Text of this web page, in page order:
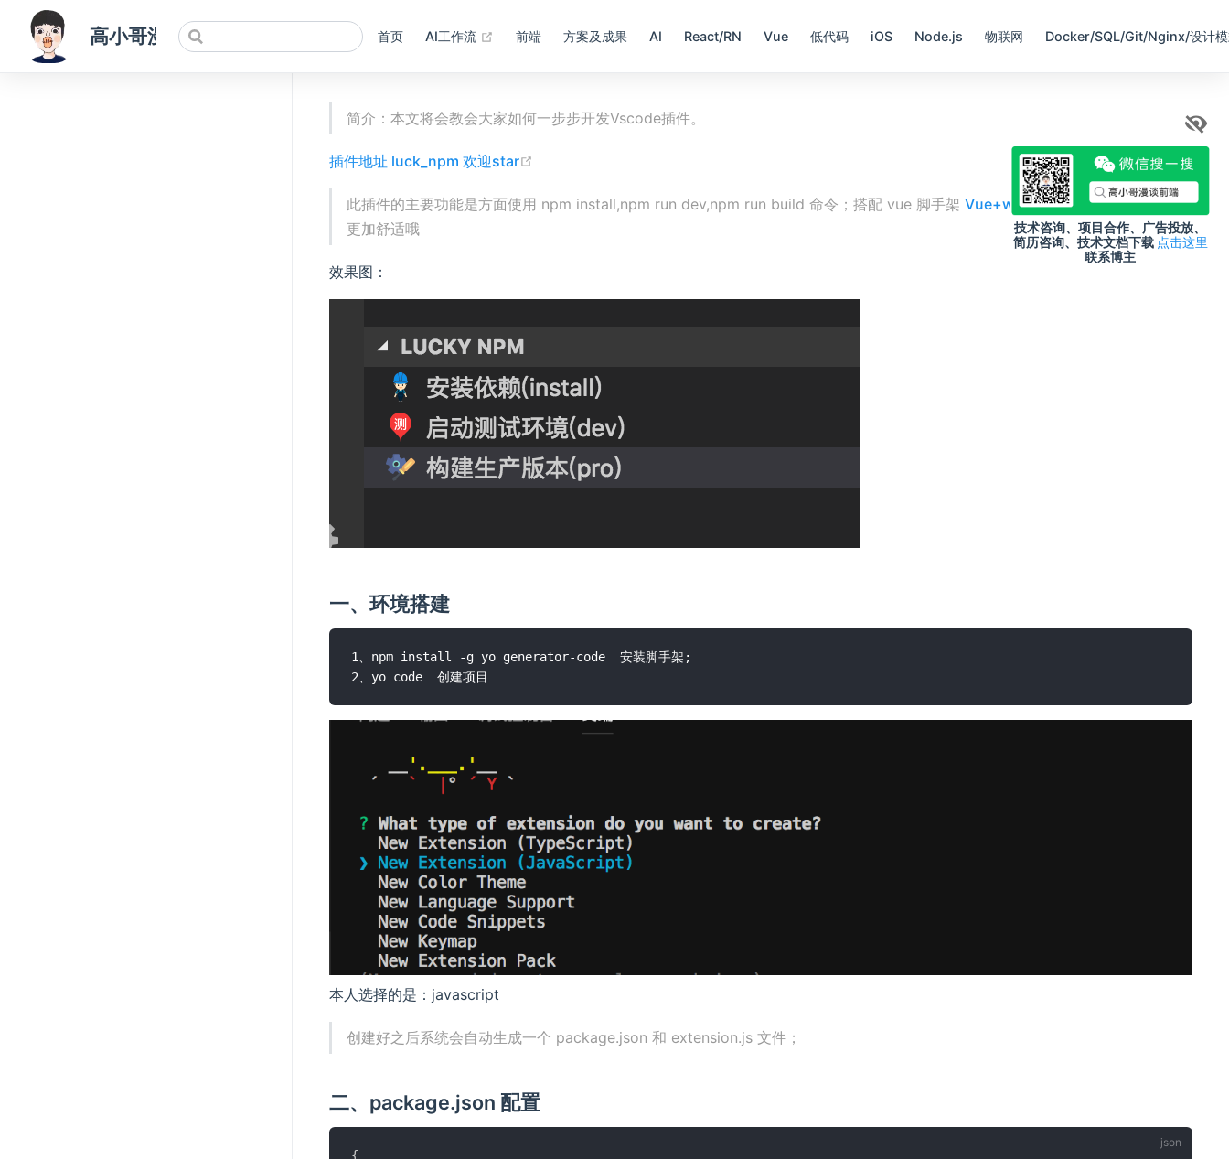
高小哥漫谈前端 首页 AI工作流 (opens new window)
前端 方案及成果 AI React/RN Vue 低代码 iOS Node.js 物联网 Docker/SQL/Git/Nginx/设计
技术咨询、项目合作、广告投放、
简历咨询、技术文档下载 点击这里
联系博主
简介：本文将会教会大家如何一步步开发Vscode插件。
插件地址 luck_npm 欢迎star
此插件的主要功能是方面使用 npm install,npm run dev,npm run build 命令；搭配 vue 脚手架Vue+webpack+vuex+router
(opens
更加舒适哦
效果图：
一、环境搭建
1、npm install -g yo generator-code  安装脚手架;
本人选择的是：javascript
创建好之后系统会自动生成一个 package.json 和 extension.js 文件；
二、package.json 配置
{